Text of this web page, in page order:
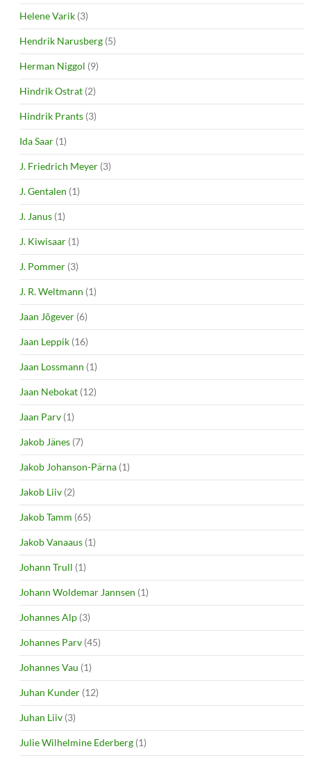
Helene Varik (3)
Hendrik Narusberg (5)
Herman Niggol (9)
Hindrik Ostrat (2)
Hindrik Prants (3)
Ida Saar (1)
J. Friedrich Meyer (3)
J. Gentalen (1)
J. Janus (1)
J. Kiwisaar (1)
J. Pommer (3)
J. R. Weltmann (1)
Jaan Jõgever (6)
Jaan Leppik (16)
Jaan Lossmann (1)
Jaan Nebokat (12)
Jaan Parv (1)
Jakob Jänes (7)
Jakob Johanson-Pärna (1)
Jakob Liiv (2)
Jakob Tamm (65)
Jakob Vanaaus (1)
Johann Trull (1)
Johann Woldemar Jannsen (1)
Johannes Alp (3)
Johannes Parv (45)
Johannes Vau (1)
Juhan Kunder (12)
Juhan Liiv (3)
Julie Wilhelmine Ederberg (1)